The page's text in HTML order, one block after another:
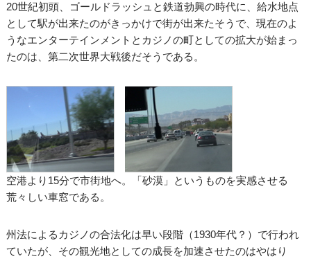
20世紀初頭、ゴールドラッシュと鉄道勃興の時代に、給水地点
として駅が出来たのがきっかけで街が出来たそうで、現在のよ
うなエンターテインメントとカジノの町としての拡大が始まっ
たのは、第二次世界大戦後だそうである。
空港より15分で市街地へ。「砂漠」というものを実感させる
荒々しい車窓である。
州法によるカジノの合法化は早い段階（1930年代？）で行われ
ていたが、その観光地としての成長を加速させたのはやはり